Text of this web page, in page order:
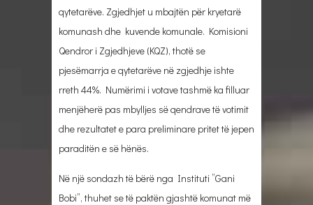
qytetarëve. Zgjedhjet u mbajtën për kryetarë
komunash dhe kuvende komunale. Komisioni
Qendror i Zgjedhjeve (KQZ), thotë se
pjesëmarrja e qytetarëve në zgjedhje ishte
rreth 44%. Numërimi i votave tashmë ka filluar
menjëherë pas mbylljes së qendrave të votimit
dhe rezultatet e para preliminare pritet të jepen
paraditën e së hënës.
Në një sondazh të bërë nga Instituti ”Gani
Bobi”, thuhet se të paktën gjashtë komunat më